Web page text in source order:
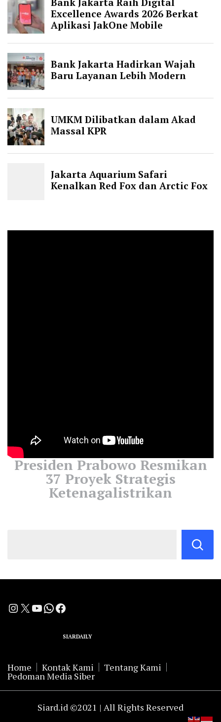
Presiden Prabowo Resmikan
37 Proyek Strategis
Ketenagalistrikan
Instagram
X YouTube
WhatsApp
Facebook
SIARDAILY
Home Kontak Kami Tentang Kami
Pedoman Media Siber
Siard.id ©2021 | All Rights Reserved